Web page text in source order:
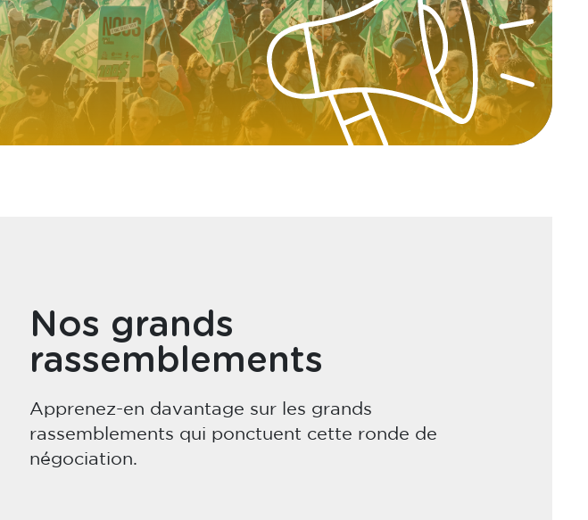
Nos grands
rassemblements
Apprenez-en davantage sur les grands
rassemblements qui ponctuent cette ronde de
négociation.